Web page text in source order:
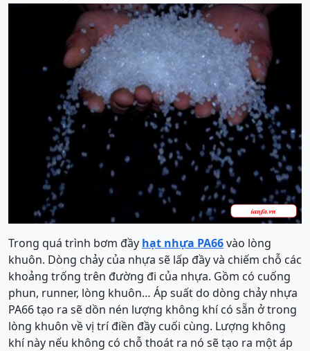
Trong quá trình bơm đầy hạt nhựa PA66vào lòng
khuôn. Dòng chảy của nhựa sẽ lấp đầy và chiếm chỗ các
khoảng trống trên đường đi của nhựa. Gồm có cuống
phun, runner, lòng khuôn… Áp suất do dòng chảy nhựa
PA66 tạo ra sẽ dồn nén lượng không khí có sẵn ở trong
lòng khuôn về vị trí điền đầy cuối cùng. Lượng không
khí này nếu không có chỗ thoát ra nó sẽ tạo ra một áp